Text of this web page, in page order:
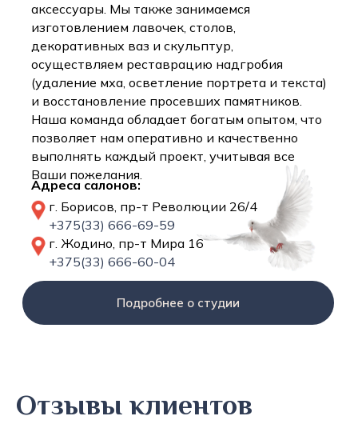
аксессуары. Мы также занимаемся
изготовлением лавочек, столов,
декоративных ваз и скульптур,
осуществляем реставрацию надгробия
(удаление мха, осветление портрета и текста)
и восстановление просевших памятников.
Наша команда обладает богатым опытом, что
позволяет нам оперативно и качественно
выполнять каждый проект, учитывая все
Ваши пожелания.
Адреса салонов:
г. Борисов, пр-т Революции 26/4
+375(33) 666-69-59
г. Жодино, пр-т Мира 16
+375(33) 666-60-04
Подробнее о студии
Отзывы клиентов